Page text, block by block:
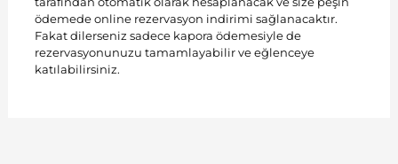
ödemede online rezervasyon indirimi sağlanacaktır.
Fakat dilerseniz sadece kapora ödemesiyle de
rezervasyonunuzu tamamlayabilir ve eğlenceye
katılabilirsiniz.